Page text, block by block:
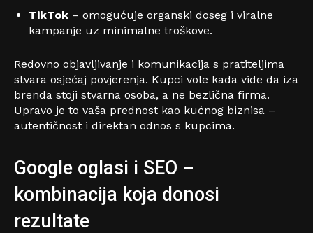
TikTok – omogućuje organski doseg i viralne
kampanje uz minimalne troškove.
Redovno objavljivanje i komunikacija s pratiteljima
stvara osjećaj povjerenja. Kupci vole kada vide da iza
brenda stoji stvarna osoba, a ne bezlična firma.
Upravo je to vaša prednost kao kućnog biznisa –
autentičnost i direktan odnos s kupcima.
Google oglasi i SEO –
kombinacija koja donosi
rezultate